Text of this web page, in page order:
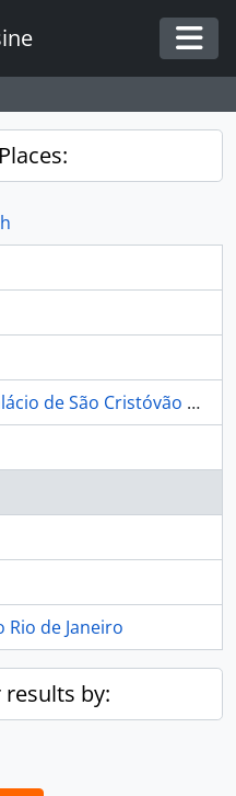
Quinta da Boa Vista - Palácio de São Cristóvão - Museu Nacional - Rio de Janeiro (Brasil)
de Janeiro
by: